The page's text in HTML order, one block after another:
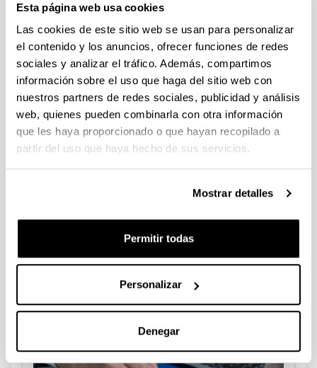
Esta página web usa cookies
Las cookies de este sitio web se usan para personalizar
el contenido y los anuncios, ofrecer funciones de redes
sociales y analizar el tráfico. Además, compartimos
información sobre el uso que haga del sitio web con
nuestros partners de redes sociales, publicidad y análisis
web, quienes pueden combinarla con otra información
que les haya proporcionado o que hayan recopilado a
partir del uso que haya hecho de sus servicios.
Mostrar detalles
Permitir todas
Personalizar
Denegar
Babestu
Protección de datos
Registro General